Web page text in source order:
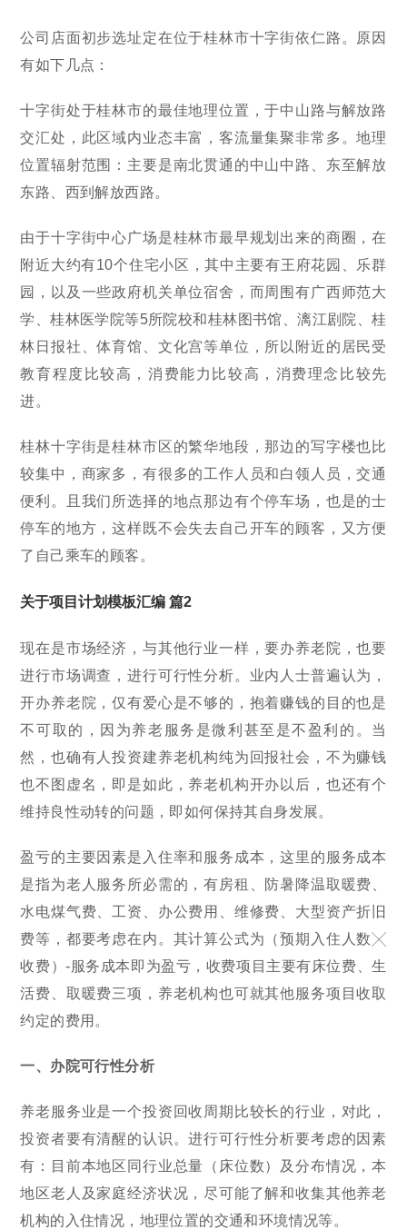
公司店面初步选址定在位于桂林市十字街依仁路。原因
有如下几点：
十字街处于桂林市的最佳地理位置，于中山路与解放路
交汇处，此区域内业态丰富，客流量集聚非常多。地理
位置辐射范围：主要是南北贯通的中山中路、东至解放
东路、西到解放西路。
由于十字街中心广场是桂林市最早规划出来的商圈，在
附近大约有10个住宅小区，其中主要有王府花园、乐群
园，以及一些政府机关单位宿舍，而周围有广西师范大
学、桂林医学院等5所院校和桂林图书馆、漓江剧院、桂
林日报社、体育馆、文化宫等单位，所以附近的居民受
教育程度比较高，消费能力比较高，消费理念比较先
进。
桂林十字街是桂林市区的繁华地段，那边的写字楼也比
较集中，商家多，有很多的工作人员和白领人员，交通
便利。且我们所选择的地点那边有个停车场，也是的士
停车的地方，这样既不会失去自己开车的顾客，又方便
了自己乘车的顾客。
关于项目计划模板汇编 篇2
现在是市场经济，与其他行业一样，要办养老院，也要
进行市场调查，进行可行性分析。业内人士普遍认为，
开办养老院，仅有爱心是不够的，抱着赚钱的目的也是
不可取的，因为养老服务是微利甚至是不盈利的。当
然，也确有人投资建养老机构纯为回报社会，不为赚钱
也不图虚名，即是如此，养老机构开办以后，也还有个
维持良性动转的问题，即如何保持其自身发展。
盈亏的主要因素是入住率和服务成本，这里的服务成本
是指为老人服务所必需的，有房租、防暑降温取暖费、
水电煤气费、工资、办公费用、维修费、大型资产折旧
费等，都要考虑在内。其计算公式为（预期入住人数╳
收费）-服务成本即为盈亏，收费项目主要有床位费、生
活费、取暖费三项，养老机构也可就其他服务项目收取
约定的费用。
一、办院可行性分析
养老服务业是一个投资回收周期比较长的行业，对此，
投资者要有清醒的认识。进行可行性分析要考虑的因素
有：目前本地区同行业总量（床位数）及分布情况，本
地区老人及家庭经济状况，尽可能了解和收集其他养老
机构的入住情况，地理位置的交通和环境情况等。